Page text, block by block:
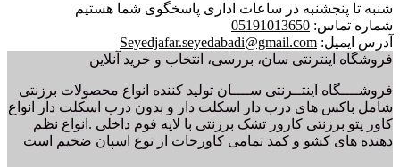
شنبه تا پنجشنبه در ساعات اداری پاسخگوی شما هستیم
شماره تماس: 05191013650
آدرس ایمیل: Seyedjafar.seyedabadi@gmail.com
فروشگاه اینترنتی سان، بررسی، انتخاب و خرید آنلاین
فروشــــگاه اینتــرنتی ســــان تولید کننده انواع محصولات برزنتی
شامل باکس های درب دار اسکلت دار و بدون درب اسکلت دار انواع
کاور پتو برزنتی کارور تشک برزنتی با لایه فوم داخلی .انواع نظم
دهنده های کشو و کمد تمامی کاورجات از نوع اسپان ضخیم است